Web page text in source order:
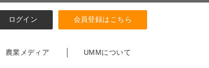
ログイン 会員登録はこちら
農業メディア UMMについて